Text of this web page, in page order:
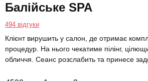
Балійське SPA
494 відгуки
Клієнт вирушить у салон, де отримає
процедур. На нього чекатиме пілінг,
обличчя. Сеанс розслабить та принесе